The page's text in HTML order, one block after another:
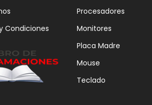
Condiciones
Procesadores
Monitores
Placa Madre
Mouse
Teclado